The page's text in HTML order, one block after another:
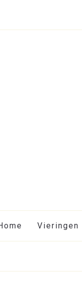
Vieringen